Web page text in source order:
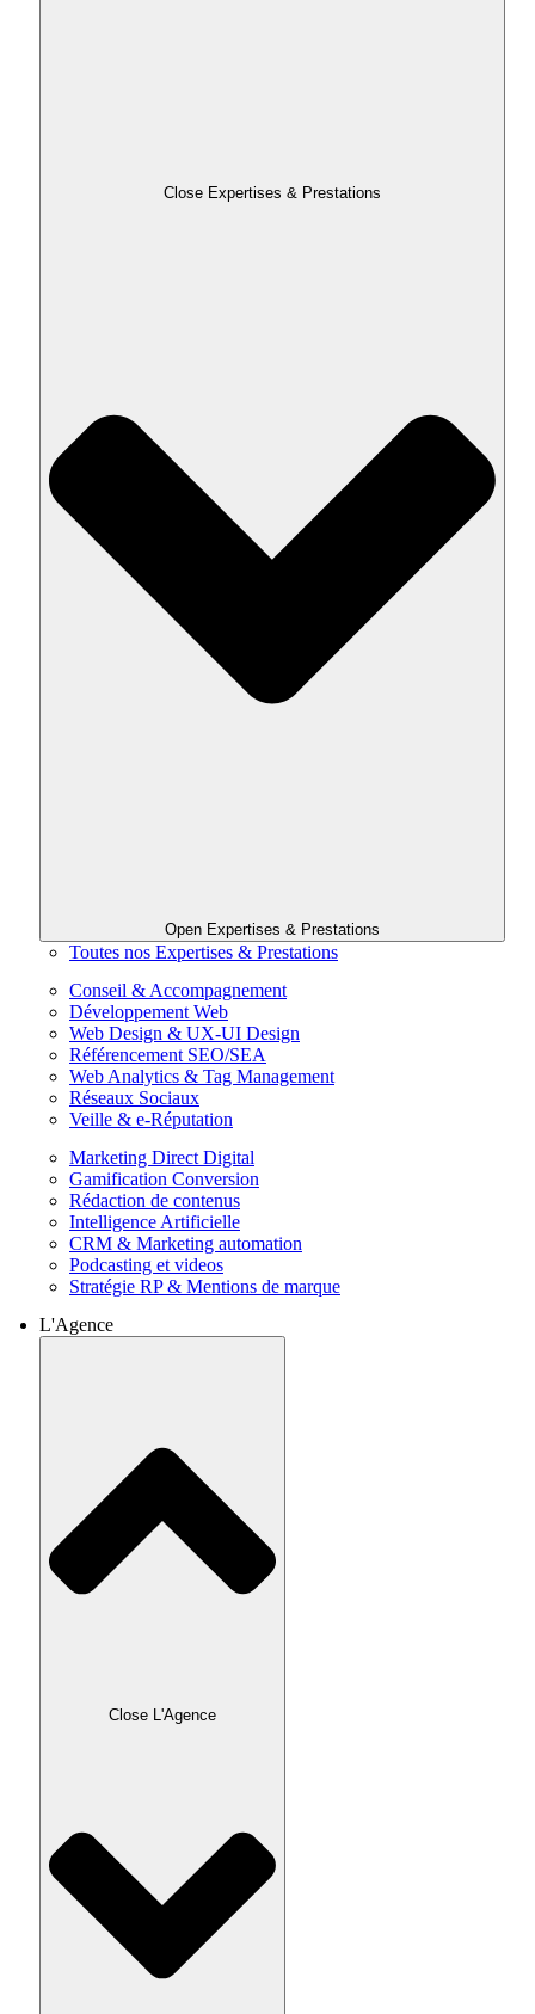
Close Expertises & Prestations
Open Expertises & Prestations
Toutes nos Expertises & Prestations
Conseil & Accompagnement
Développement Web
Web Design & UX-UI Design
Référencement SEO/SEA
Web Analytics & Tag Management
Réseaux Sociaux
Veille & e-Réputation
Marketing Direct Digital
Gamification Conversion
Rédaction de contenus
Intelligence Artificielle
CRM & Marketing automation
Podcasting et videos
Stratégie RP & Mentions de marque
L'Agence
Close L'Agence